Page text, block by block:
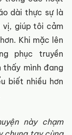
dài thực sự là
vị, giúp tôi cảm
Khi mặc lên
phục truyền
mình đang
biết nhiều hơn
này chạm